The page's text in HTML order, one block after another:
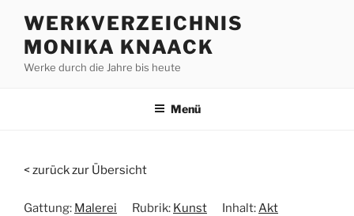
Inhalt
springen
WERKVERZEICHNIS
MONIKA KNAACK
Werke durch die Jahre bis heute
Menü
< zurück zur Übersicht
Gattung: Malerei Rubrik: Kunst Inhalt: Akt